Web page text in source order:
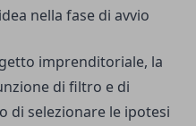
nella fase di avvio
imprenditoriale, la
di filtro e di
di selezionare le ipotesi